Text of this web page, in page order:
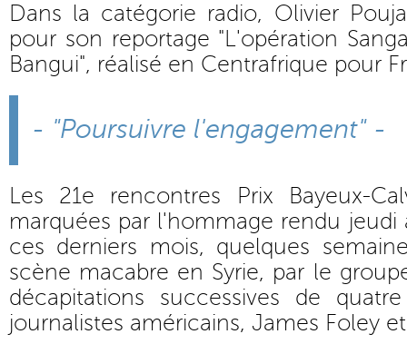
Dans la catégorie radio, Olivier
pour son reportage "L'opération
Bangui", réalisé en Centrafrique pour
- "Poursuivre l'engagement" -
Les 21e rencontres Prix Bayeux-
marquées par l'hommage rendu jeudi
ces derniers mois, quelques
scène macabre en Syrie, par le
décapitations successives de
journalistes américains, James Foley